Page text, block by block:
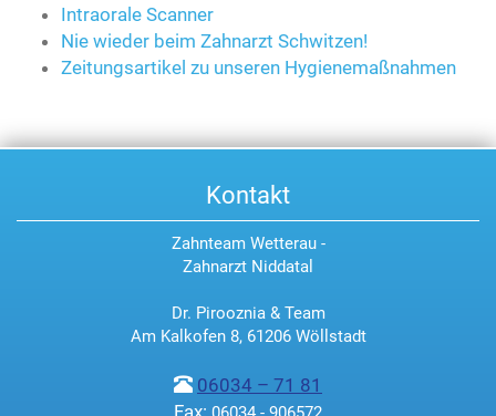
Intraorale Scanner
Nie wieder beim Zahnarzt Schwitzen!
Zeitungsartikel zu unseren Hygienemaßnahmen
Kontakt
Zahnteam Wetterau -
Zahnarzt Niddatal
Dr. Pirooznia & Team
Am Kalkofen 8, 61206 Wöllstadt
06034 – 71 81
Fax: